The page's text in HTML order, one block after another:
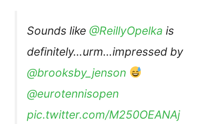
Sounds like @ReillyOpelka is
definitely…urm…impressed by
@brooksby_jenson
@eurotennisopen
pic.twitter.com/M250OEANAj